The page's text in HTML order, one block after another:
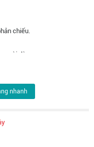
chiếu.
dùng
nhanh